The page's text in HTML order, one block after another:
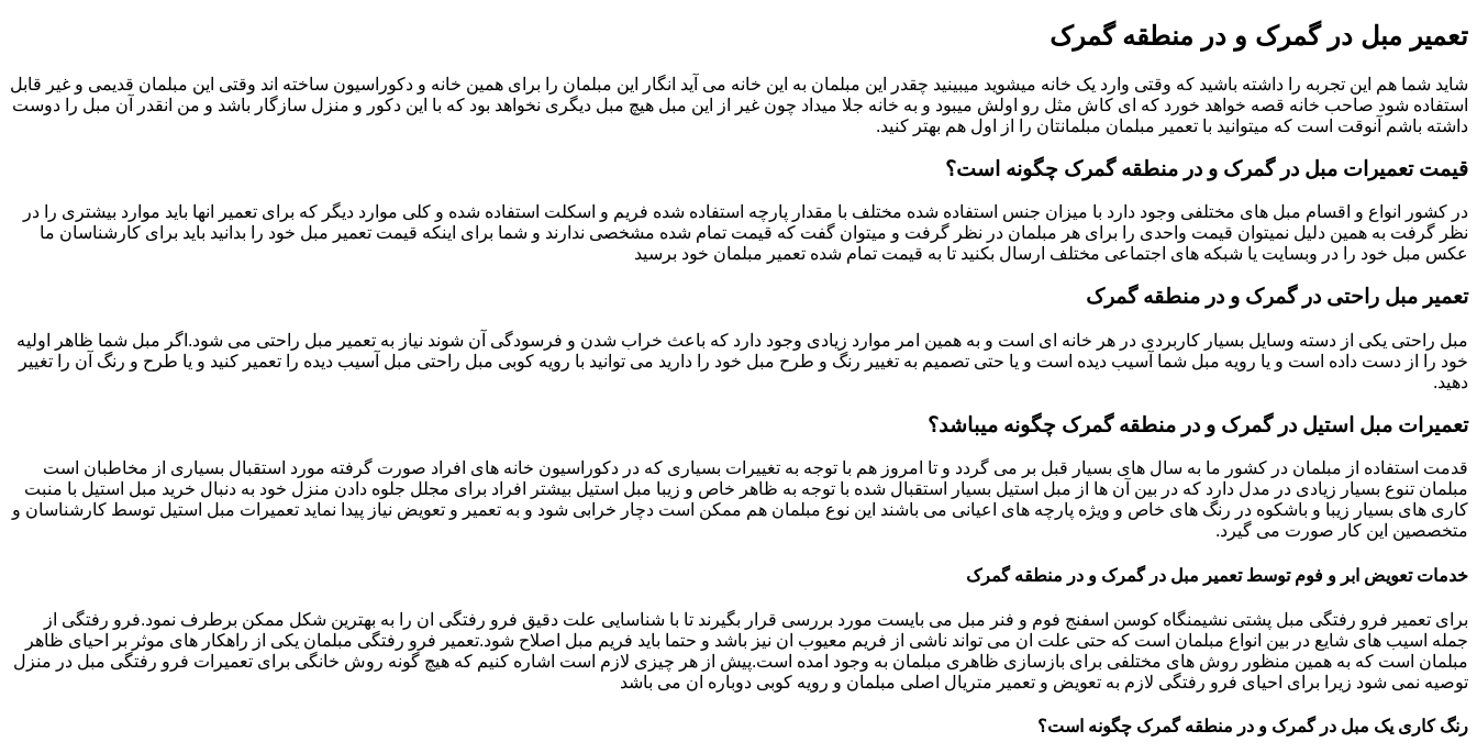
تعمیر مبل در گمرک و در منطقه گمرک
شاید شما هم این تجربه را داشته باشید که وقتی وارد یک خانه میشوید میبینید چقدر این مبلمان به این خانه می آید انگار این مبلمان را برای همین خانه و دکوراسیون ساخته اند وقتی این مبلمان قدیمی و غیر قابل
استفاده شود صاحب خانه قصه خواهد خورد که ای کاش مثل رو اولش میبود و به خانه جلا میداد چون غیر از این مبل هیچ مبل دیگری نخواهد بود که با این دکور و منزل سازگار باشد و من انقدر آن مبل را دوست
داشته باشم آنوقت است که میتوانید با تعمیر مبلمان مبلمانتان را از اول هم بهتر کنید.
قیمت تعمیرات مبل در گمرک و در منطقه گمرک چگونه است؟
در کشور انواع و اقسام مبل های مختلفی وجود دارد با میزان جنس استفاده شده مختلف با مقدار پارچه استفاده شده فریم و اسکلت استفاده شده و کلی موارد دیگر که برای تعمیر انها باید موارد بیشتری را در
نظر گرفت به همین دلیل نمیتوان قیمت واحدی را برای هر مبلمان در نظر گرفت و میتوان گفت که قیمت تمام شده مشخصی ندارند و شما برای اینکه قیمت تعمیر مبل خود را بدانید باید برای کارشناسان ما
عکس مبل خود را در وبسایت یا شبکه های اجتماعی مختلف ارسال بکنید تا به قیمت تمام شده تعمیر مبلمان خود برسید
تعمیر مبل راحتی در گمرک و در منطقه گمرک
مبل راحتی یکی از دسته وسایل بسیار کاربردی در هر خانه ای است و به همین امر موارد زیادی وجود دارد که باعث خراب شدن و فرسودگی آن شوند نیاز به تعمیر مبل راحتی می شود.اگر مبل شما ظاهر اولیه
خود را از دست داده است و یا رویه مبل شما آسیب دیده است و یا حتی تصمیم به تغییر رنگ و طرح مبل خود را دارید می توانید با رویه کوبی مبل راحتی مبل آسیب دیده را تعمیر کنید و یا طرح و رنگ آن را تغییر
دهید.
تعمیرات مبل استیل در گمرک و در منطقه گمرک چگونه میباشد؟
قدمت استفاده از مبلمان در کشور ما به سال های بسیار قبل بر می گردد و تا امروز هم با توجه به تغییرات بسیاری که در دکوراسیون خانه های افراد صورت گرفته مورد استقبال بسیاری از مخاطبان است
مبلمان تنوع بسیار زیادی در مدل دارد که در بین آن ها از مبل استیل بسیار استقبال شده با توجه به ظاهر خاص و زیبا مبل استیل بیشتر افراد برای مجلل جلوه دادن منزل خود به دنبال خرید مبل استیل با منبت
کاری های بسیار زیبا و باشکوه در رنگ های خاص و ویژه پارچه های اعیانی می باشند این نوع مبلمان هم ممکن است دچار خرابی شود و به تعمیر و تعویض نیاز پیدا نماید تعمیرات مبل استیل توسط کارشناسان و
متخصصین این کار صورت می گیرد.
خدمات تعویض ابر و فوم توسط تعمیر مبل در گمرک و در منطقه گمرک
برای تعمیر فرو رفتگی مبل پشتی نشیمنگاه کوسن اسفنج فوم و فنر مبل می بایست مورد بررسی قرار بگیرند تا با شناسایی علت دقیق فرو رفتگی ان را به بهترین شکل ممکن برطرف نمود.فرو رفتگی از
جمله اسیب های شایع در بین انواع مبلمان است که حتی علت ان می تواند ناشی از فریم معیوب ان نیز باشد و حتما باید فریم مبل اصلاح شود.تعمیر فرو رفتگی مبلمان یکی از راهکار های موثر بر احیای ظاهر
مبلمان است که به همین منظور روش های مختلفی برای بازسازی ظاهری مبلمان به وجود امده است.پیش از هر چیزی لازم است اشاره کنیم که هیچ گونه روش خانگی برای تعمیرات فرو رفتگی مبل در منزل
توصیه نمی شود زیرا برای احیای فرو رفتگی لازم به تعویض و تعمیر متریال اصلی مبلمان و رویه کوبی دوباره ان می باشد
رنگ کاری یک مبل در گمرک و در منطقه گمرک چگونه است؟